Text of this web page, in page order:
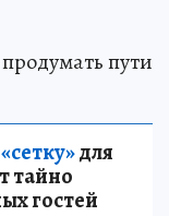
пути
для
тайно
гостей